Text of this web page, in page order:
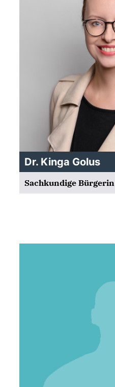
Dr. Kinga Golus
Sachkundige Bürgerin